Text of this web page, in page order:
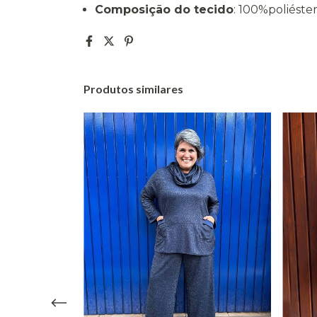
Composição do tecido: 100%poliéster
Produtos similares